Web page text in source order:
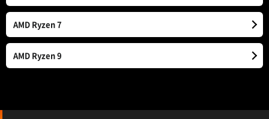
AMD Ryzen 7
AMD Ryzen 9